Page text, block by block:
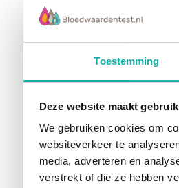
Toestemming
Deze website maakt
We gebruiken cookies om
websiteverkeer te
media, adverteren en
verstrekt of die ze hebben